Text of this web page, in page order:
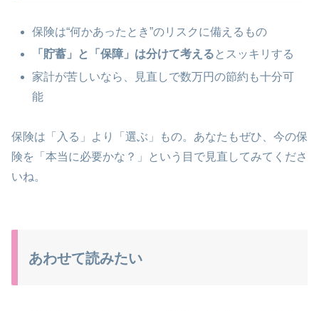
保険は“何かあったとき”のリスクに備えるもの
「貯蓄」と「保障」は分けて考える とスッキリする
家計が苦しいなら、見直しで数万円の節約も十分可
能
保険は「入る」より「選ぶ」もの。あなたもぜひ、今の保
険を「本当に必要かな？」という目で見直してみてくださ
いね。
あわせて読みたい